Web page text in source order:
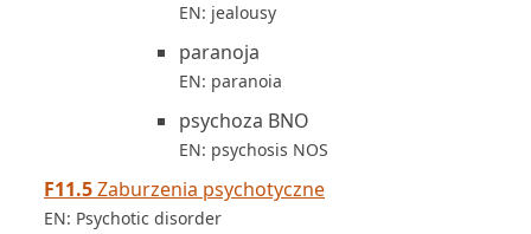
EN: jealousy
paranoja
EN: paranoia
psychoza BNO
EN: psychosis NOS
F11.5Zaburzenia psychotyczne
EN: Psychotic disorder